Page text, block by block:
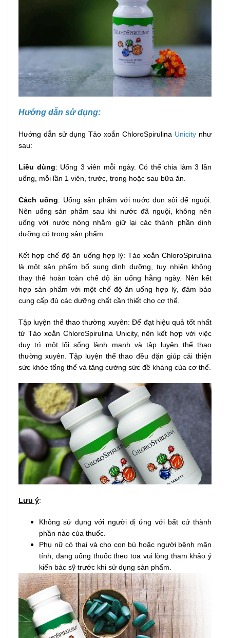
Hướng dẫn sử dụng:
Hướng dẫn sử dụng Tảo xoắn ChloroSpirulina Unicity như
sau:
Liều dùng: Uống 3 viên mỗi ngày. Có thể chia làm 3 lần
uống, mỗi lần 1 viên, trước, trong hoặc sau bữa ăn.
Cách uống: Uống sản phẩm với nước đun sôi để nguội.
Nên uống sản phẩm sau khi nước đã nguội, không nên
uống với nước nóng nhằm giữ lại các thành phần dinh
dưỡng có trong sản phẩm.
Kết hợp chế độ ăn uống hợp lý: Tảo xoắn ChloroSpirulina
là một sản phẩm bổ sung dinh dưỡng, tuy nhiên không
thay thế hoàn toàn chế độ ăn uống hằng ngày. Nên kết
hợp sản phẩm với một chế độ ăn uống hợp lý, đảm bảo
cung cấp đủ các dưỡng chất cần thiết cho cơ thể.
Tập luyện thể thao thường xuyên: Để đạt hiệu quả tốt nhất
từ Tảo xoắn ChloroSpirulina Unicity, nên kết hợp với việc
duy trì một lối sống lành mạnh và tập luyện thể thao
thường xuyên. Tập luyện thể thao đều đặn giúp cải thiện
sức khỏe tổng thể và tăng cường sức đề kháng của cơ thể.
Lưu ý:
Không sử dụng với người dị ứng với bất cứ thành
phần nào của thuốc.
Phụ nữ có thai và cho con bú hoặc người bệnh mãn
tính, đang uống thuốc theo toa vui lòng tham khảo ý
kiến bác sỹ trước khi sử dụng sản phẩm.